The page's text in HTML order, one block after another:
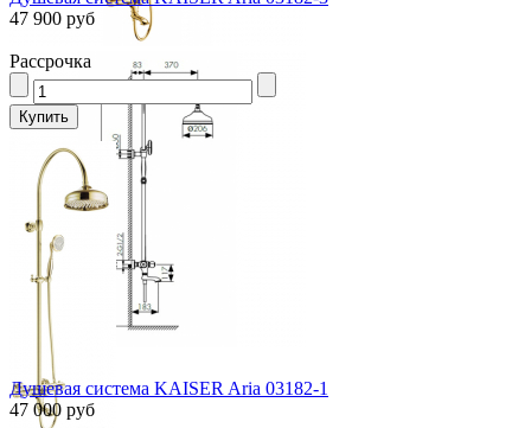
47 900 руб
Рассрочка
Душевая система KAISER Aria 03182-1
47 000 руб